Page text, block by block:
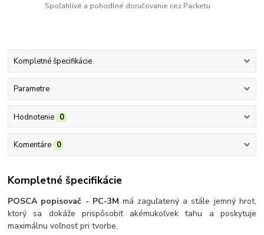
Spoľahlivé a pohodlné doručovanie cez Packetu
Kompletné špecifikácie
Parametre
Hodnotenie 0
Komentáre 0
Kompletné špecifikácie
POSCA popisovač - PC-3M má zaguľatený a stále jemný hrot,
ktorý sa dokáže prispôsobiť akémukoľvek ťahu a poskytuje
maximálnu voľnosť pri tvorbe.